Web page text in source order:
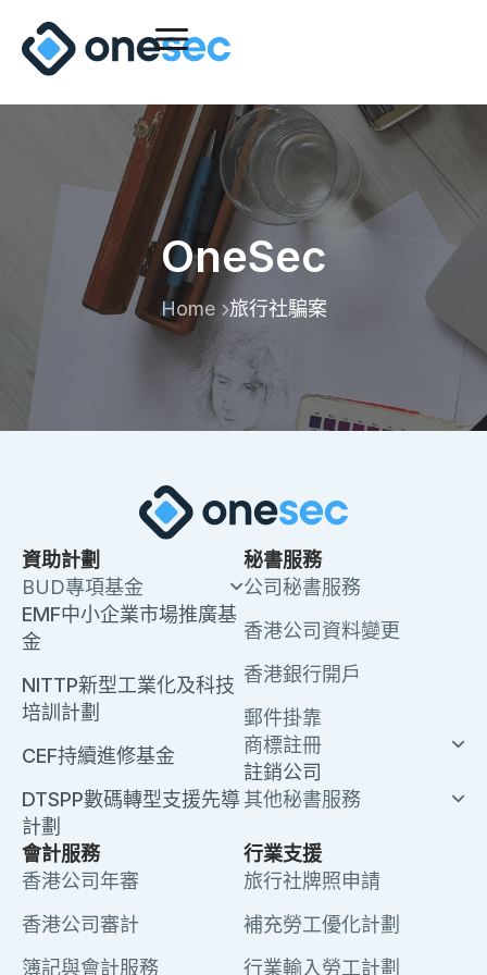
OneSec
Home 旅行社騙案
資助計劃
BUD專項基金
EMF中小企業市場推廣基
金
NITTP新型工業化及科技
培訓計劃
CEF持續進修基金
DTSPP數碼轉型支援先導
計劃
秘書服務
公司秘書服務
香港公司資料變更
香港銀行開戶
郵件掛靠
商標註冊
註銷公司
其他秘書服務
會計服務
香港公司年審
香港公司審計
簿記與會計服務
行業支援
旅行社牌照申請
補充勞工優化計劃
行業輸入勞工計劃